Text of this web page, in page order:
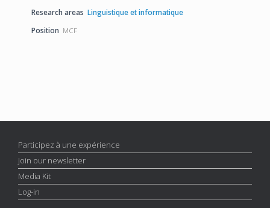
Research areas Linguistique et informatique
Position MCF
Participez à une expérience
Join our newsletter
Media Kit
Log-in